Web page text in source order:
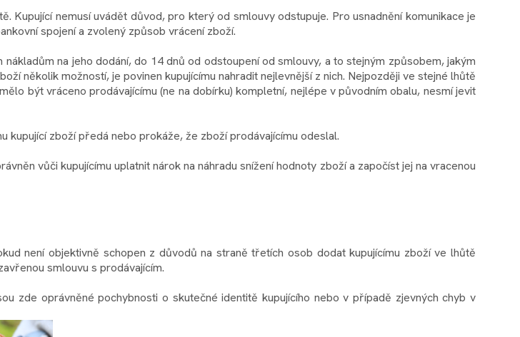
Kupující nemusí uvádět důvod, pro který od smlouvy odstupuje. Pro usnadnění komunikace je
spojení a zvolený způsob vrácení zboží.
na jeho dodání, do 14 dnů od odstoupení od smlouvy, a to stejným způsobem, jakým
několik možností, je povinen kupujícímu nahradit nejlevnější z nich. Nejpozději ve stejné lhůtě
být vráceno prodávajícímu (ne na dobírku) kompletní, nejlépe v původním obalu, nesmí jevit
kupující zboží předá nebo prokáže, že zboží prodávajícímu odeslal.
vůči kupujícímu uplatnit nárok na náhradu snížení hodnoty zboží a započíst jej na vracenou
není objektivně schopen z důvodů na straně třetích osob dodat kupujícímu zboží ve lhůtě
smlouvu s prodávajícím.
zde oprávněné pochybnosti o skutečné identitě kupujícího nebo v případě zjevných chyb v